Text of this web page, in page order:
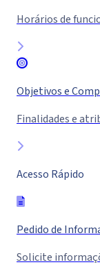
Horários de
Objetivos e
Finalidades e
Acesso Rápido
Pedido de
Solicite